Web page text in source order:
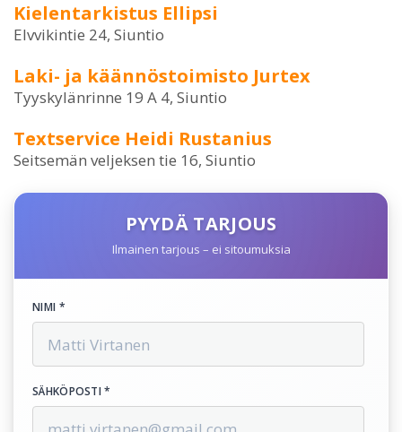
Kielentarkistus Ellipsi
Elvvikintie 24, Siuntio
Laki- ja käännöstoimisto Jurtex
Tyyskylänrinne 19 A 4, Siuntio
Textservice Heidi Rustanius
Seitsemän veljeksen tie 16, Siuntio
PYYDÄ TARJOUS
Ilmainen tarjous – ei sitoumuksia
NIMI *
SÄHKÖPOSTI *